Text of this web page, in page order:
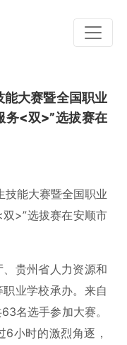
大赛暨全国职业
务<双>”选拔赛在
能大赛暨全国职业
>”选拔赛在安顺市
贵州省人力资源和
业学校承办。来自
名选手参加大赛。
小时的激烈角逐，